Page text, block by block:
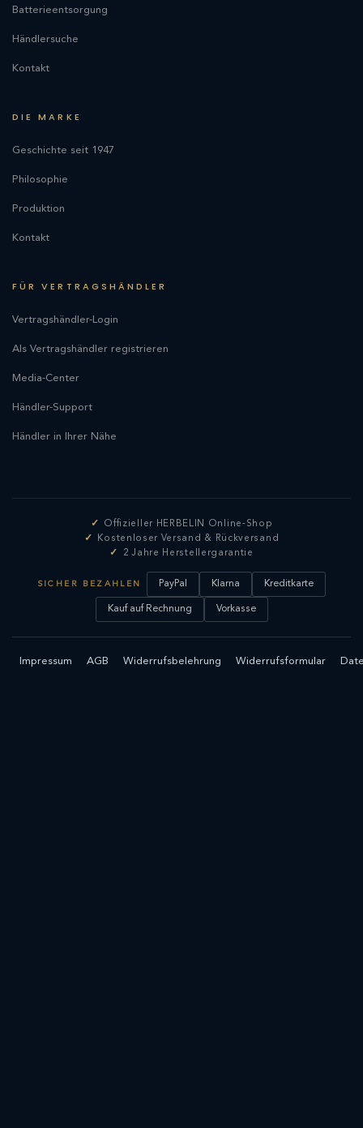
Batterieentsorgung
Händlersuche
Kontakt
DIE MARKE
Geschichte seit 1947
Philosophie
Produktion
Kontakt
FÜR VERTRAGSHÄNDLER
Vertragshändler-Login
Als Vertragshändler registrieren
Media-Center
Händler-Support
Händler in Ihrer Nähe
Offizieller HERBELIN Online-Shop
Kostenloser Versand & Rückversand
2 Jahre Herstellergarantie
SICHER BEZAHLEN PayPal Klarna Kreditkarte
Kauf auf Rechnung Vorkasse
Impressum AGB Widerrufsbelehrung Widerrufsformular